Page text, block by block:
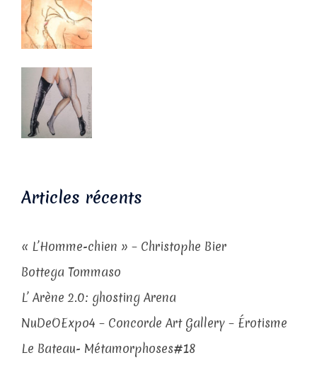
Articles récents
« L’Homme-chien » – Christophe Bier
Bottega Tommaso
L’ Arène 2.0: ghosting Arena
NuDeOExpo4 – Concorde Art Gallery – Érotisme
Le Bateau- Métamorphoses#18